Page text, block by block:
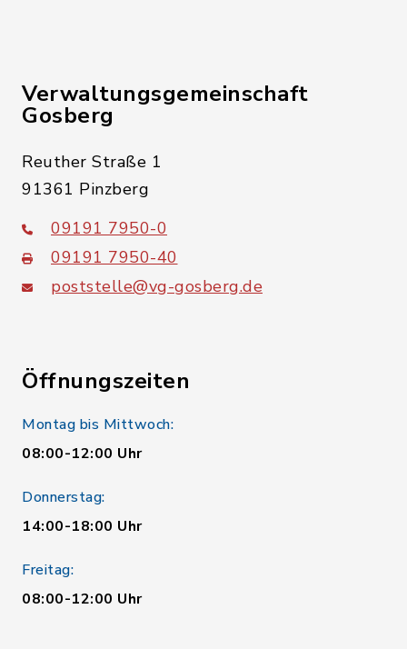
Verwaltungsgemeinschaft
Gosberg
Reuther Straße 1
91361 Pinzberg
09191 7950-0
09191 7950-40
poststelle@vg-gosberg.de
Öffnungszeiten
Montag bis Mittwoch:
08:00-12:00 Uhr
Donnerstag:
14:00-18:00 Uhr
Freitag:
08:00-12:00 Uhr